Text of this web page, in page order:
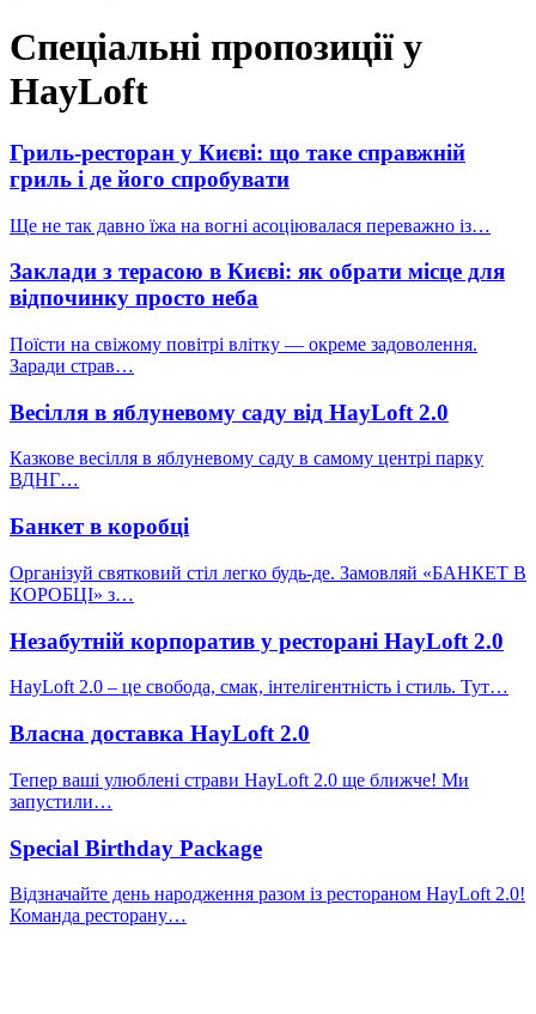
Спеціальні пропозиції у
HayLoft
Гриль-ресторан у Києві: що таке справжній
гриль і де його спробувати
Ще не так давно їжа на вогні асоціювалася переважно із…
Заклади з терасою в Києві: як обрати місце для
відпочинку просто неба
Поїсти на свіжому повітрі влітку — окреме задоволення.
Заради страв…
Весілля в яблуневому саду від HayLoft 2.0
Казкове весілля в яблуневому саду в самому центрі парку
ВДНГ…
Банкет в коробці
Організуй святковий стіл легко будь-де. Замовляй «БАНКЕТ В
КОРОБЦІ» з…
Незабутній корпоратив у ресторані HayLoft 2.0
HayLoft 2.0 – це свобода, смак, інтелігентність і стиль. Тут…
Власна доставка HayLoft 2.0
Тепер ваші улюблені страви HayLoft 2.0 ще ближче! Ми
запустили…
Special Birthday Package
Відзначайте день народження разом із рестораном HayLoft 2.0!
Команда ресторану…